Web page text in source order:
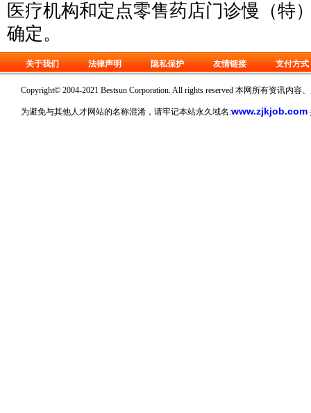
医疗机构和定点零售药店门诊慢（特
确定。
关于我们 法律声明 隐私保护 友情链接 支付方式
Copyright© 2004-2021 Bestsun Corporation. All rights reserved 本网所有资讯内
为避免与其他人才网站的名称混淆，请牢记本站永久域名:www.zjkjob.com